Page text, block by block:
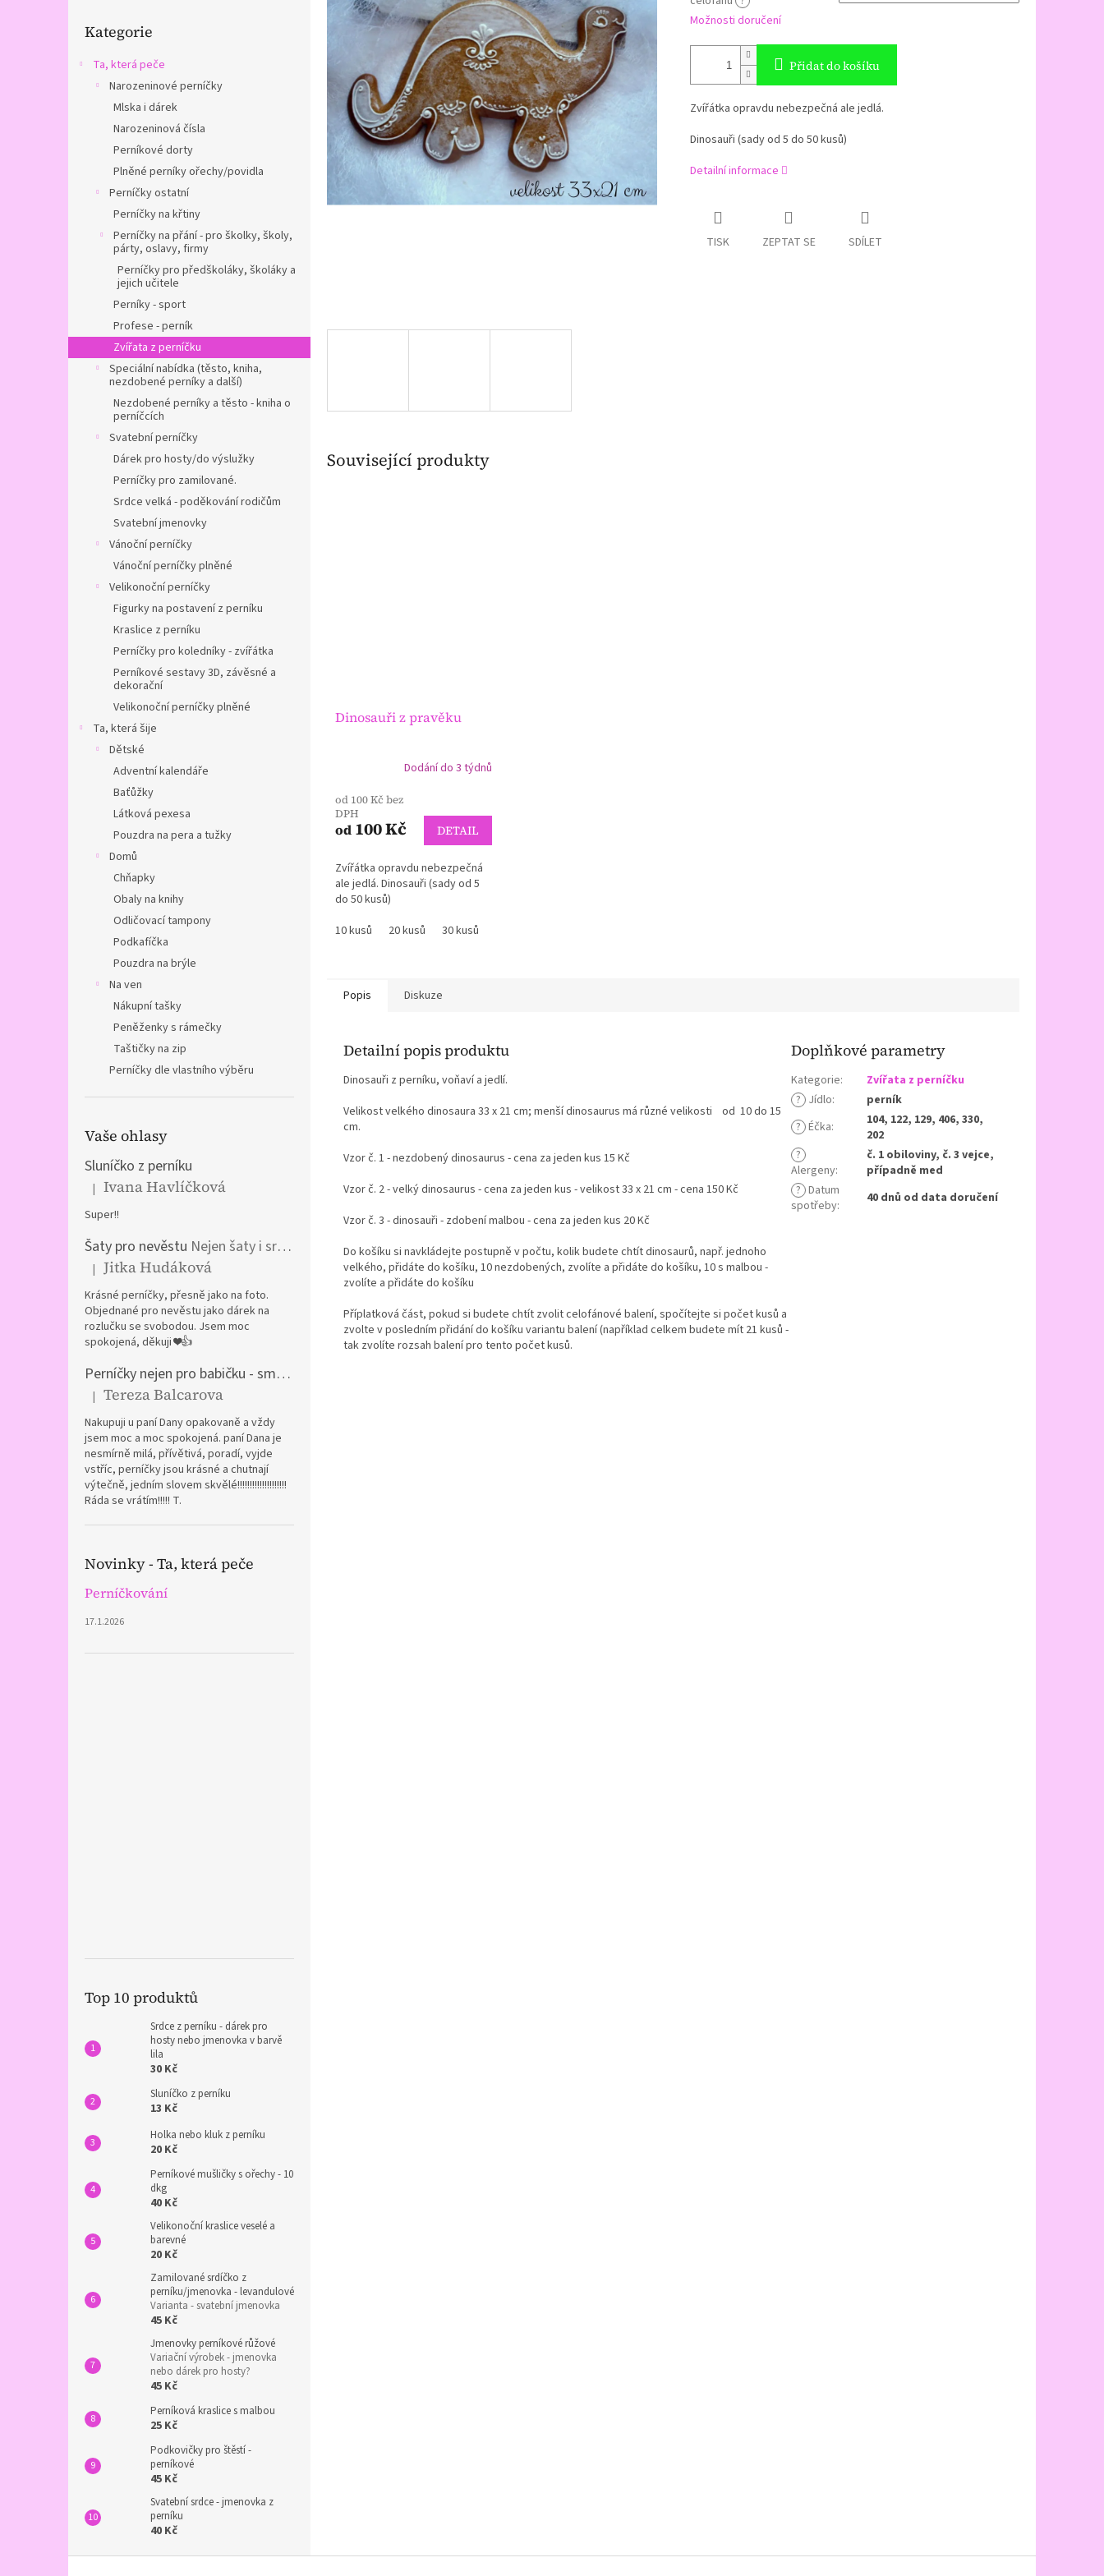
kategorie
Kategorie
Ta, která peče
Narozeninové perníčky
Mlska i dárek
Narozeninová čísla
Perníkové dorty
Plněné perníky ořechy/povidla
Perníčky ostatní
Perníčky na křtiny
Perníčky na přání - pro školky, školy,
párty, oslavy, firmy
Perníčky pro předškoláky, školáky a
jejich učitele
Perníky - sport
Profese - perník
Zvířata z perníčku
Speciální nabídka (těsto, kniha,
nezdobené perníky a další)
Nezdobené perníky a těsto - kniha o
perníčcích
Svatební perníčky
Dárek pro hosty/do výslužky
Perníčky pro zamilované.
Srdce velká - poděkování rodičům
Svatební jmenovky
Vánoční perníčky
Vánoční perníčky plněné
Velikonoční perníčky
Figurky na postavení z perníku
Kraslice z perníku
Perníčky pro koledníky - zvířátka
Perníkové sestavy 3D, závěsné a
dekorační
Velikonoční perníčky plněné
Ta, která šije
Dětské
Adventní kalendáře
Baťůžky
Látková pexesa
Pouzdra na pera a tužky
Domů
Chňapky
Obaly na knihy
Odličovací tampony
Podkafíčka
Pouzdra na brýle
Na ven
Nákupní tašky
Peněženky s rámečky
Taštičky na zip
Perníčky dle vlastního výběru
Vaše ohlasy
Sluníčko z perníku
Hodnocení produktu je 5 z 5 hvězdiček.
| Ivana Havlíčková
Super!!
Šaty pro nevěstu Nejen šaty i srdíčka a kočár z perníku
Hodnocení produktu je 5 z 5 hvězdiček.
| Jitka Hudáková
Krásné perníčky, přesně jako na foto.
Objednané pro nevěstu jako dárek na
rozlučku se svobodou. Jsem moc
spokojená, děkuji ❤️👍
Perníčky nejen pro babičku - směs plněných perníčků
Hodnocení produktu je 5 z 5 hvězdiček.
| Tereza Balcarova
Nakupuji u paní Dany opakovaně a vždy
jsem moc a moc spokojená. paní Dana je
nesmírně milá, přívětivá, poradí, vyjde
vstříc, perníčky jsou krásné a chutnají
výtečně, jedním slovem skvělé!!!!!!!!!!!!!!!!!!!!
Ráda se vrátím!!!!! T.
Novinky - Ta, která peče
Perníčkování
17.1.2026
Top 10 produktů
Srdce z perníku - dárek pro
hosty nebo jmenovka v barvě
lila
30 Kč
Sluníčko z perníku
13 Kč
Holka nebo kluk z perníku
20 Kč
Perníkové mušličky s ořechy - 10
dkg
40 Kč
Velikonoční kraslice veselé a
barevné
20 Kč
Zamilované srdíčko z
perníku/jmenovka - levandulové
Varianta - svatební jmenovka
45 Kč
Jmenovky perníkové růžové
Variační výrobek - jmenovka
nebo dárek pro hosty?
45 Kč
Perníková kraslice s malbou
25 Kč
Podkovičky pro štěstí -
perníkové
45 Kč
Svatební srdce - jmenovka z
perníku
40 Kč
Možnosti doručení
Přidat do košíku
Zvířátka opravdu nebezpečná ale jedlá.
Dinosauři (sady od 5 do 50 kusů)
Detailní informace
TISK ZEPTAT SE SDÍLET
Související produkty
Dinosauři z pravěku
Dodání do 3 týdnů
od 100 Kč bez
DPH
od 100 Kč DETAIL
Zvířátka opravdu nebezpečná
ale jedlá. Dinosauři (sady od 5
do 50 kusů)
10 kusů
20 kusů 30 kusů
Popis Diskuze
Detailní popis produktu
Dinosauři z perníku, voňaví a jedlí.
Velikost velkého dinosaura 33 x 21 cm; menší dinosaurus má různé velikosti od 10 do 15
cm.
Vzor č. 1 - nezdobený dinosaurus - cena za jeden kus 15 Kč
Vzor č. 2 - velký dinosaurus - cena za jeden kus - velikost 33 x 21 cm - cena 150 Kč
Vzor č. 3 - dinosauři - zdobení malbou - cena za jeden kus 20 Kč
Do košíku si navkládejte postupně v počtu, kolik budete chtít dinosaurů, např. jednoho
velkého, přidáte do košíku, 10 nezdobených, zvolíte a přidáte do košíku, 10 s malbou -
zvolíte a přidáte do košíku
Příplatková část, pokud si budete chtít zvolit celofánové balení, spočítejte si počet kusů a
zvolte v posledním přidání do košíku variantu balení (například celkem budete mít 21 kusů -
tak zvolíte rozsah balení pro tento počet kusů.
Doplňkové parametry
Kategorie:
Zvířata z perníčku
? Jídlo:
perník
? Éčka:
104, 122, 129, 406, 330,
202
?
Alergeny:
č. 1 obiloviny, č. 3 vejce,
případně med
? Datum
spotřeby: 40 dnů od data doručení